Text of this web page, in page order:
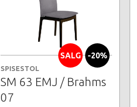
SALG -20%
SPISESTOL
SM 63 EMJ / Brahms
07